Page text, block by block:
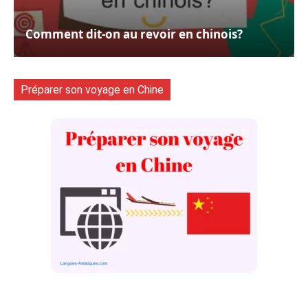
Comment dit-on au revoir en chinois?
Préparer son voyage en Chine